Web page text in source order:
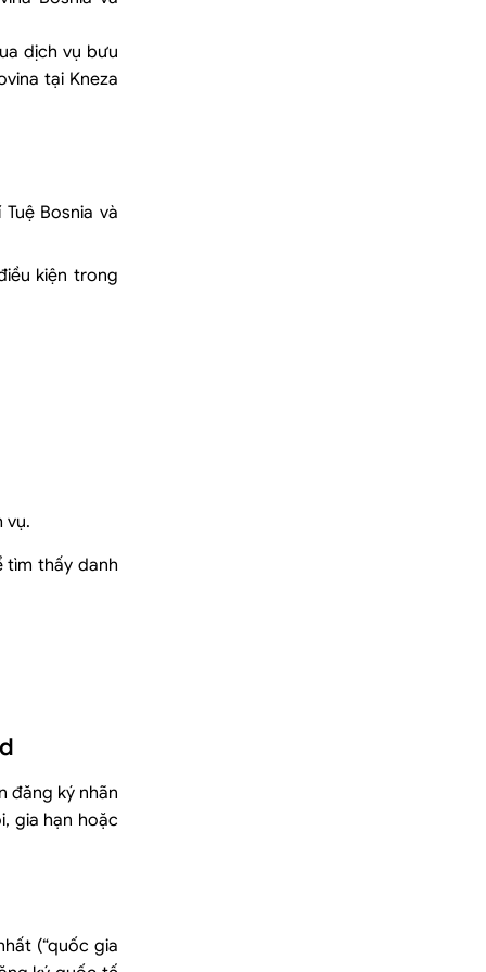
dịch vụ bưu
tại Kneza
Bosnia và
kiện trong
vụ.
tìm thấy danh
đăng ký nhãn
gia hạn hoặc
(“quốc gia